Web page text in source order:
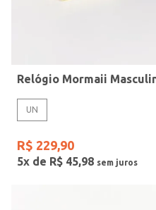
Faixas de preço
Relógio Mormaii
UN
R$ 229,90
5x de R$ 45,98